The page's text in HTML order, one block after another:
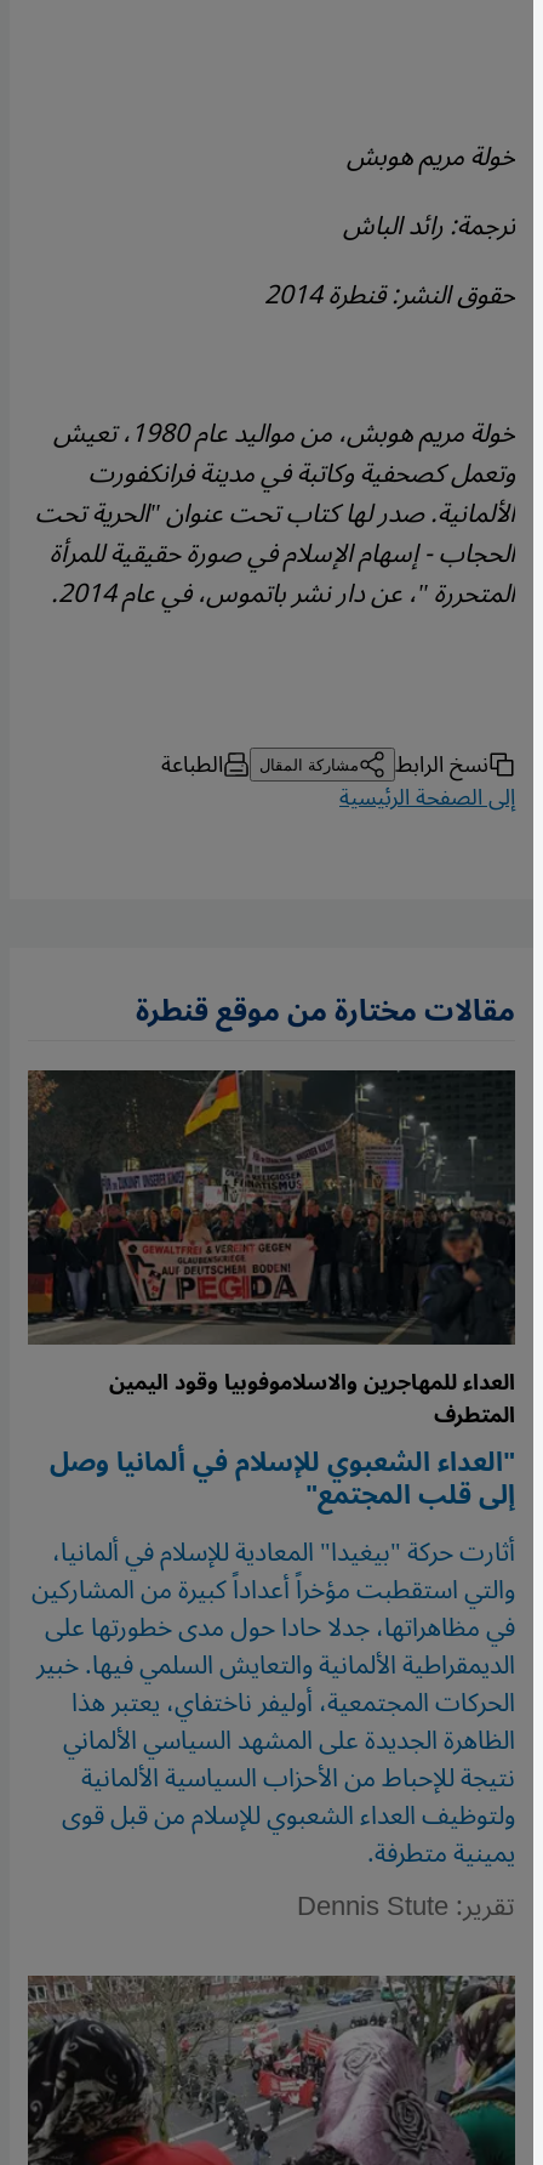
خولة مريم هوبش
ترجمة: رائد الباش
حقوق النشر: قنطرة 2014
خولة مريم هوبش، من مواليد عام 1980، تعيش
وتعمل كصحفية وكاتبة في مدينة فرانكفورت
الألمانية. صدر لها كتاب تحت عنوان "الحرية تحت
الحجاب - إسهام الإسلام في صورة حقيقية للمرأة
المتحررة "، عن دار نشر باتموس، في عام 2014 .
نسخ الرابط مشاركة المقال الطباعة
إلى الصفحة الرئيسية
مقالات مختارة من موقع قنطرة
العداء للمهاجرين والاسلاموفوبيا وقود اليمين
المتطرف
"العداء الشعبوي للإسلام في ألمانيا وصل
إلى قلب المجتمع"
أثارت حركة "بيغيدا" المعادية للإسلام في ألمانيا،
والتي استقطبت مؤخراً أعداداً كبيرة من المشاركين
في مظاهراتها، جدلا حادا حول مدى خطورتها على
الديمقراطية الألمانية والتعايش السلمي فيها. خبير
الحركات المجتمعية، أوليفر ناختفاي، يعتبر هذا
الظاهرة الجديدة على المشهد السياسي الألماني
نتيجة للإحباط من الأحزاب السياسية الألمانية
ولتوظيف العداء الشعبوي للإسلام من قبل قوى
يمينية متطرفة.
تقرير: Dennis Stute